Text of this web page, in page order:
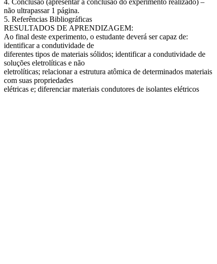
4. Conclusão (apresentar a conclusão do experimento realizado) –
não ultrapassar 1 página.
5. Referências Bibliográficas
RESULTADOS DE APRENDIZAGEM:
Ao final deste experimento, o estudante deverá ser capaz de:
identificar a condutividade de
diferentes tipos de materiais sólidos; identificar a condutividade de
soluções eletrolíticas e não
eletrolíticas; relacionar a estrutura atômica de determinados materiais
com suas propriedades
elétricas e; diferenciar materiais condutores de isolantes elétricos